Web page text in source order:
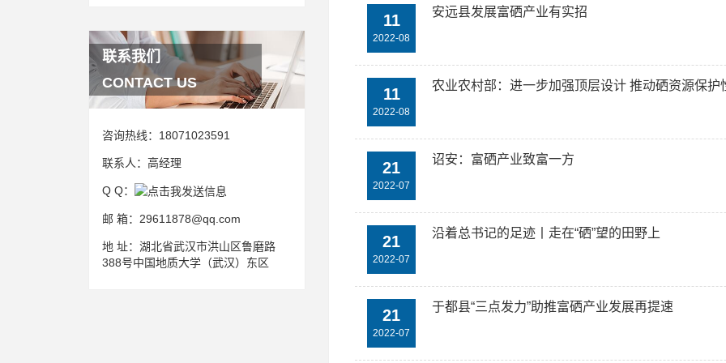
联系我们
CONTACT US
咨询热线： 18071023591
联系人： 高经理
Q Q：
邮 箱： 29611878@qq.com
地 址： 湖北省武汉市洪山区鲁磨路
388号中国地质大学（武汉）东区
11
2022-08
安远县发展富硒产业有实招
11
2022-08
农业农村部：进一步加强顶层设计 推动硒资源保护
21
2022-07
诏安：富硒产业致富一方
21
2022-07
沿着总书记的足迹丨走在“硒”望的田野上
21
2022-07
于都县“三点发力”助推富硒产业发展再提速